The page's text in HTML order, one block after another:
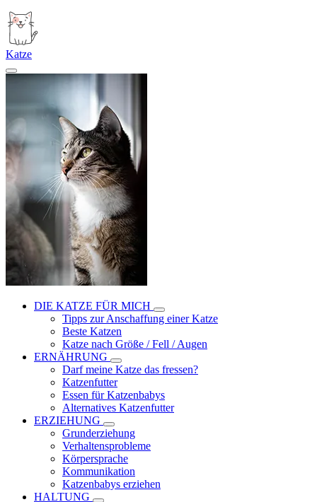
Katze
DIE KATZE FÜR MICH
Tipps zur Anschaffung einer Katze
Beste Katzen
Katze nach Größe / Fell / Augen
ERNÄHRUNG
Darf meine Katze das fressen?
Katzenfutter
Essen für Katzenbabys
Alternatives Katzenfutter
ERZIEHUNG
Grunderziehung
Verhaltensprobleme
Körpersprache
Kommunikation
Katzenbabys erziehen
HALTUNG